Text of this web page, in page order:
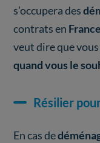
s’occupera des
contrats en France
veut dire que
quand vous le
Résilier
En cas de